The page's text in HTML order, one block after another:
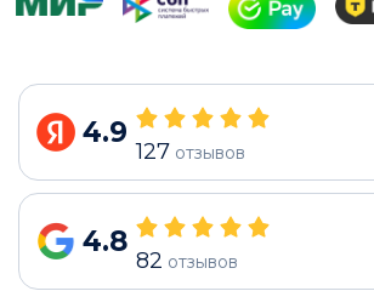
4.9
127 отзывов
4.8
82 отзывов